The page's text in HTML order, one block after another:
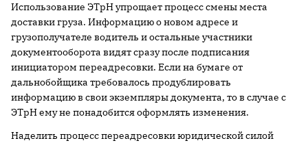
Использование ЭТрН упрощает процесс смены места
доставки груза. Информацию о новом адресе и
грузополучателе водитель и остальные участники
документооборота видят сразу после подписания
инициатором переадресовки. Если на бумаге от
дальнобойщика требовалось продублировать
информацию в свои экземпляры документа, то в случае с
ЭТрН ему не понадобится оформлять изменения.
Наделить процесс переадресовки юридической силой